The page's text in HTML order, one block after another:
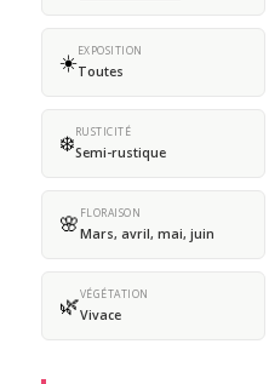
☀️EXPOSITION
Toutes
❄️RUSTICITÉ
Semi-rustique
🌸 FLORAISON
Mars, avril, mai, juin
🌿VÉGÉTATION
Vivace